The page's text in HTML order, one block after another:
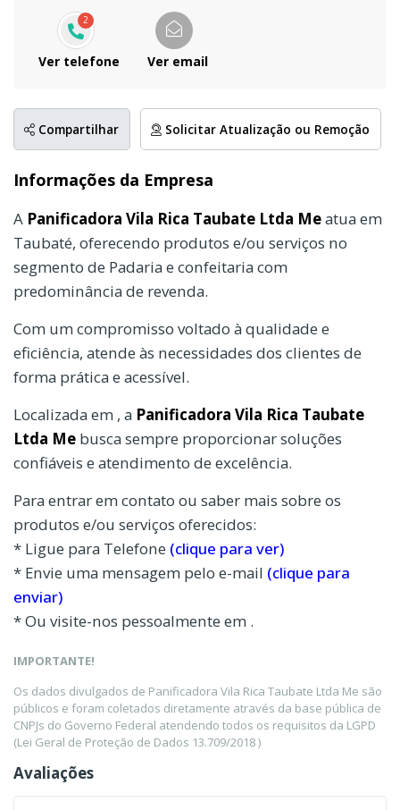
2
Ver telefone Ver email
Compartilhar Solicitar Atualização ou Remoção
Informações da Empresa
A Panificadora Vila Rica Taubate Ltda Meatua em
Taubaté, oferecendo produtos e/ou serviços no
segmento de Padaria e confeitaria com
predominância de revenda.
Com um compromisso voltado à qualidade e
eficiência, atende às necessidades dos clientes de
forma prática e acessível.
Localizada em , a Panificadora Vila Rica Taubate
Ltda Me busca sempre proporcionar soluções
confiáveis e atendimento de excelência.
Para entrar em contato ou saber mais sobre os
produtos e/ou serviços oferecidos:
* Ligue para Telefone (clique para ver)
* Envie uma mensagem pelo e-mail (clique para
enviar)
* Ou visite-nos pessoalmente em .
IMPORTANTE!
Os dados divulgados de Panificadora Vila Rica Taubate Ltda Me são
públicos e foram coletados diretamente através da base pública de
CNPJs do Governo Federal atendendo todos os requisitos da LGPD
(Lei Geral de Proteção de Dados 13.709/2018 )
Avaliações